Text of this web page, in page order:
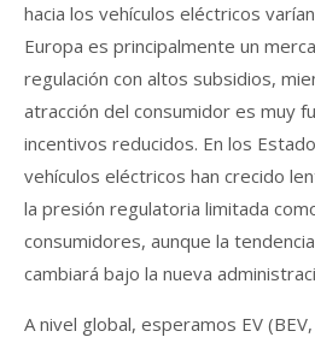
hacia los vehículos eléctricos
Europa es principalmente un
regulación con altos subsidios,
atracción del consumidor es muy
incentivos reducidos. En los
vehículos eléctricos han crecido
la presión regulatoria limitada
consumidores, aunque la
cambiará bajo la nueva
A nivel global, esperamos EV (BEV,